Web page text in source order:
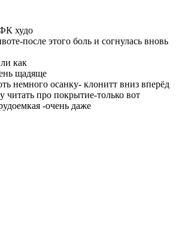
худо
после этого боль и согнулась вновь
как
щадяще
немного осанку- клонитт вниз вперёд
читать про покрытие-только вот
-очень даже